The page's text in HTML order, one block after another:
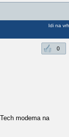
Idi na vrh
0
modema na